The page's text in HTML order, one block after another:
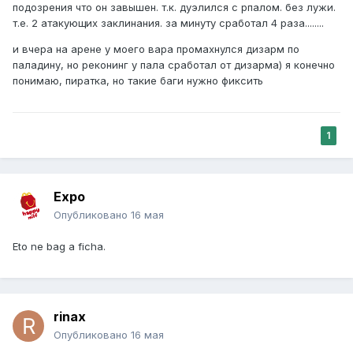
подозрения что он завышен. т.к. дуэлился с рпалом. без лужи.
т.е. 2 атакующих заклинания. за минуту сработал 4 раза........
и вчера на арене у моего вара промахнулся дизарм по
паладину, но реконинг у пала сработал от дизарма) я конечно
понимаю, пиратка, но такие баги нужно фиксить
1
Expo
Опубликовано 16 мая
Eto ne bag a ficha.
rinax
Опубликовано 16 мая